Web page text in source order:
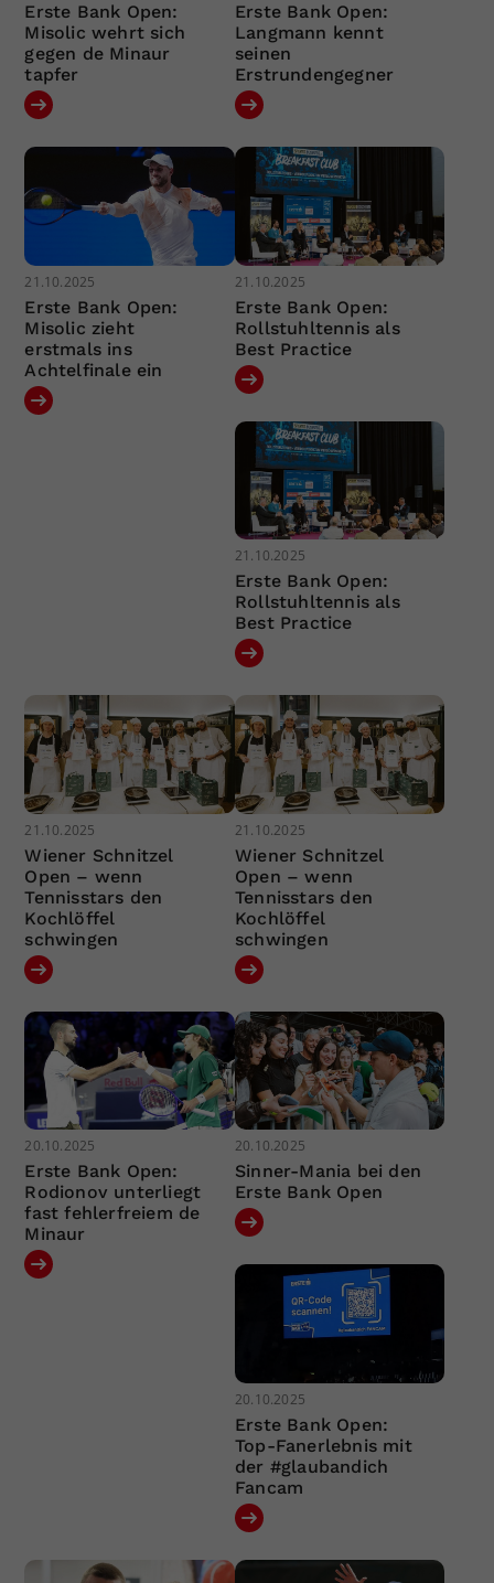
Erste Bank Open:
Misolic wehrt sich
gegen de Minaur
tapfer
Erste Bank Open:
Langmann kennt
seinen
Erstrundengegner
21.10.2025
Erste Bank Open:
Misolic zieht
erstmals ins
Achtelfinale ein
21.10.2025
Erste Bank Open:
Rollstuhltennis als
Best Practice
21.10.2025
Erste Bank Open:
Rollstuhltennis als
Best Practice
21.10.2025
Wiener Schnitzel
Open – wenn
Tennisstars den
Kochlöffel
schwingen
21.10.2025
Wiener Schnitzel
Open – wenn
Tennisstars den
Kochlöffel
schwingen
20.10.2025
Erste Bank Open:
Rodionov unterliegt
fast fehlerfreiem de
Minaur
20.10.2025
Sinner-Mania bei den
Erste Bank Open
20.10.2025
Erste Bank Open:
Top-Fanerlebnis mit
der #glaubandich
Fancam